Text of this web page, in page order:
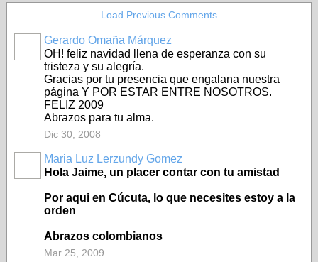
Load Previous Comments
Gerardo Omaña Márquez
OH! feliz navidad llena de esperanza con su
tristeza y su alegría.
Gracias por tu presencia que engalana nuestra
página Y POR ESTAR ENTRE NOSOTROS.
FELIZ 2009
Abrazos para tu alma.
Dic 30, 2008
Maria Luz Lerzundy Gomez
Hola Jaime, un placer contar con tu amistad
Por aqui en Cúcuta, lo que necesites estoy a la
orden
Abrazos colombianos
Mar 25, 2009